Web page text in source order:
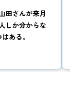
人事データを
いたいが、毎
するのに3日